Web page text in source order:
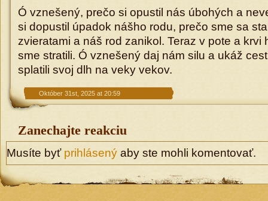
Ó vznešený, prečo si opustil nás úbohých a
si dopustil úpadok nášho rodu, prečo sme sa
zvieratami a náš rod zanikol. Teraz v pote a krvi
sme stratili. Ó vznešený daj nám silu a ukáž
splatili svoj dlh na veky vekov.
Október 31st, 2025 at 20:59
Zanechajte reakciu
Musíte byť prihlásený aby ste mohli komentovať.